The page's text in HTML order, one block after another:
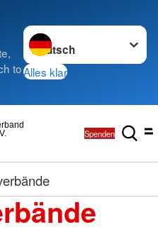
to
Sprache wechseln zu
Alles klar
Spenden